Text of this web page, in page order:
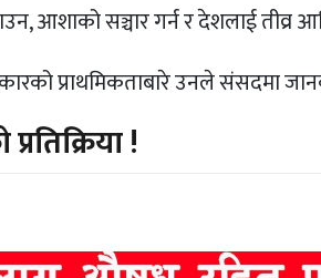
आशाको सञ्चार गर्न र देशलाई
प्राथमिकताबारे उनले संसदमा
!